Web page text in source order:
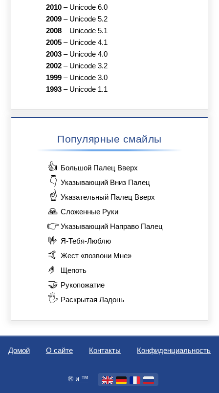
2010– Unicode 6.0
2009– Unicode 5.2
2008– Unicode 5.1
2005– Unicode 4.1
2003– Unicode 4.0
2002– Unicode 3.2
1999– Unicode 3.0
1993– Unicode 1.1
Популярные смайлы
👍 Большой Палец Вверх
👇 Указывающий Вниз Палец
☝️ Указательный Палец Вверх
🙏 Сложенные Руки
👉 Указывающий Направо Палец
🤟 Я-Тебя-Люблю
🤙 Жест «позвони Мне»
🤌 Щепоть
🤝 Рукопожатие
🖐️ Раскрытая Ладонь
Домой О сайте Контакты Конфиденциальность
®️ и ™